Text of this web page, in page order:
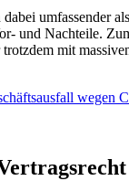
dabei umfassender
und Nachteile.
mit
wegen